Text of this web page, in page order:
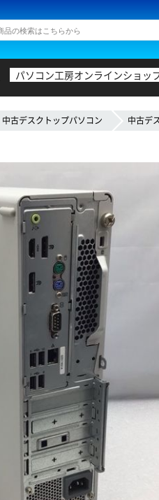
パソコン工房オンラインショッ
中古デスクトップパソコン 中古デ